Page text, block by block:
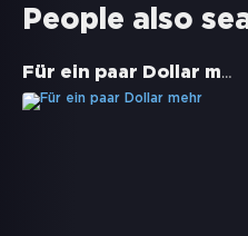
People also
Für ein paar Dollar mehr